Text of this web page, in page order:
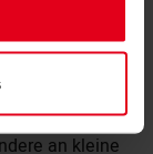
Broschüre
(BIM)
an kleine